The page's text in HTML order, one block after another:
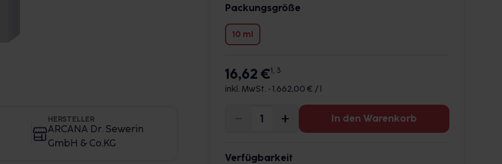
HERSTELLER
ARCANA Dr. Sewerin
GmbH & Co.KG
Packungsgröße
10 ml
16,62 €1, 3
inkl. MwSt. • 1.662,00 € / l
In den Warenkorb
Verfügbarkeit